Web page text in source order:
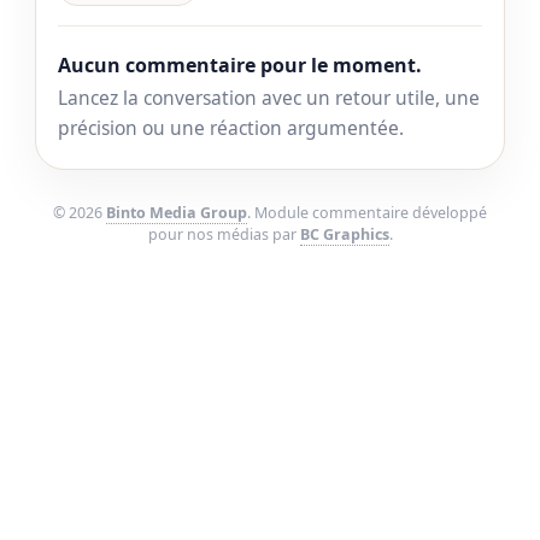
Aucun commentaire pour le moment.
Lancez la conversation avec un retour utile, une
précision ou une réaction argumentée.
© 2026 Binto Media Group. Module commentaire développé
pour nos médias par BC Graphics.